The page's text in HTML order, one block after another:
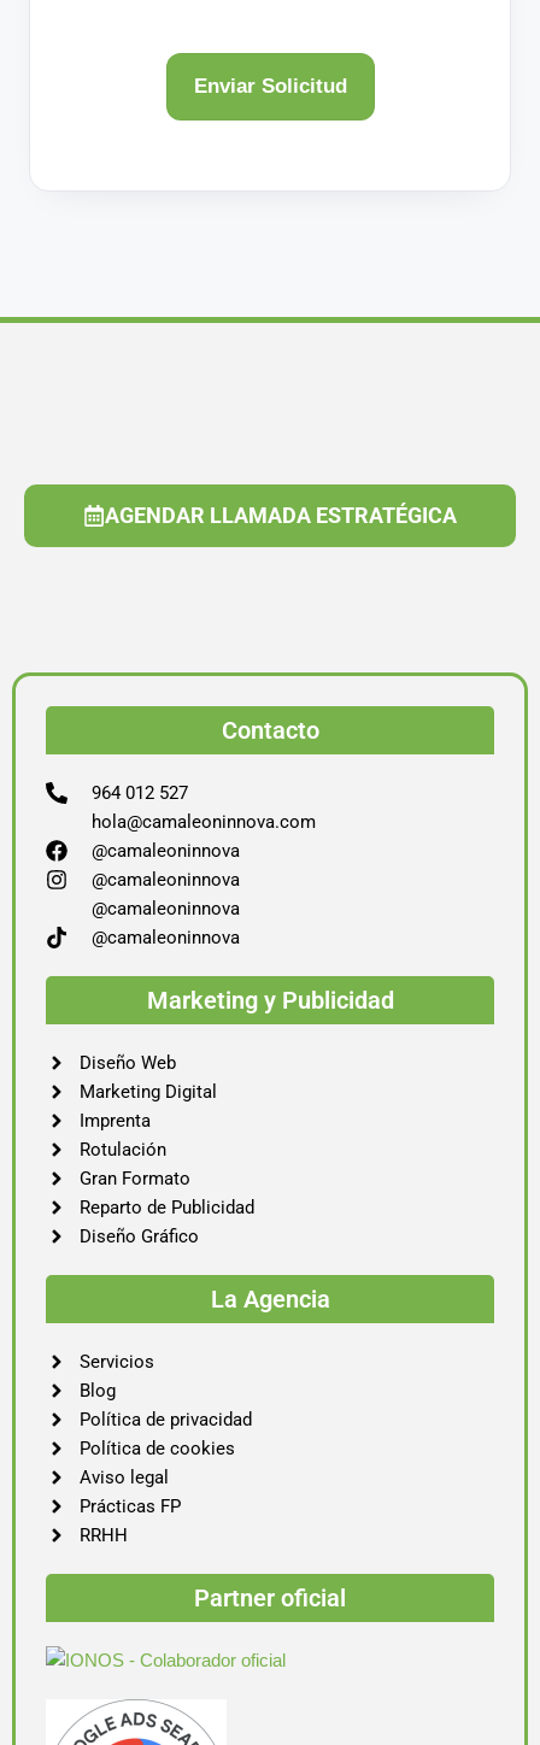
AGENDAR LLAMADA ESTRATÉGICA
Contacto
964 012 527
hola@camaleoninnova.com
@camaleoninnova
@camaleoninnova
@camaleoninnova
@camaleoninnova
Marketing y Publicidad
Diseño Web
Marketing Digital
Imprenta
Rotulación
Gran Formato
Reparto de Publicidad
Diseño Gráfico
La Agencia
Servicios
Blog
Política de privacidad
Política de cookies
Aviso legal
Prácticas FP
RRHH
Partner oficial